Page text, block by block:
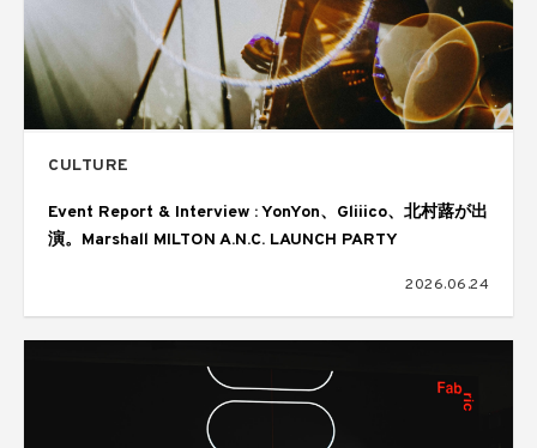
CULTURE
Event Report & Interview : YonYon、Gliiico、北村蕗が出
演。Marshall MILTON A.N.C. LAUNCH PARTY
2026.06.24